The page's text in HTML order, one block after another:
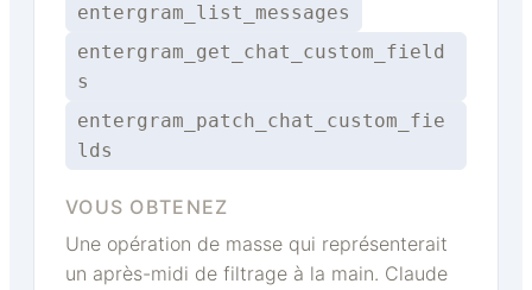
entergram_list_messages
entergram_get_chat_custom_field
s
entergram_patch_chat_custom_fie
lds
VOUS OBTENEZ
Une opération de masse qui représenterait
un après-midi de filtrage à la main. Claude